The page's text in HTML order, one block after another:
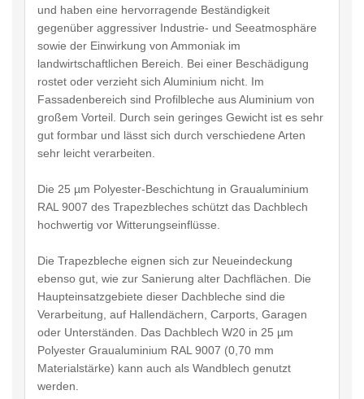
und haben eine hervorragende Beständigkeit
gegenüber aggressiver Industrie- und Seeatmosphäre
sowie der Einwirkung von Ammoniak im
landwirtschaftlichen Bereich. Bei einer Beschädigung
rostet oder verzieht sich Aluminium nicht. Im
Fassadenbereich sind Profilbleche aus Aluminium von
großem Vorteil. Durch sein geringes Gewicht ist es sehr
gut formbar und lässt sich durch verschiedene Arten
sehr leicht verarbeiten.
Die 25 µm Polyester-Beschichtung in Graualuminium
RAL 9007 des Trapezbleches schützt das Dachblech
hochwertig vor Witterungseinflüsse.
Die Trapezbleche eignen sich zur Neueindeckung
ebenso gut, wie zur Sanierung alter Dachflächen. Die
Haupteinsatzgebiete dieser Dachbleche sind die
Verarbeitung, auf Hallendächern, Carports, Garagen
oder Unterständen. Das Dachblech W20 in 25 µm
Polyester Graualuminium RAL 9007 (0,70 mm
Materialstärke) kann auch als Wandblech genutzt
werden.